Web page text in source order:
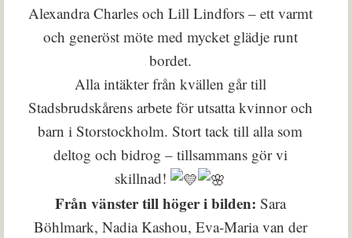
Alexandra Charles och Lill Lindfors – ett varmt
och generöst möte med mycket glädje runt
bordet.
Alla intäkter från kvällen går till
Stadsbrudskårens arbete för utsatta kvinnor och
barn i Storstockholm. Stort tack till alla som
deltog och bidrog – tillsammans gör vi
skillnad!
Från vänster till höger i bilden: Sara
Böhlmark, Nadia Kashou, Eva-Maria van der